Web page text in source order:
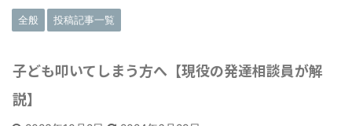
全般 投稿記事一覧
子ども叩いてしまう方へ【現役の発達相談員が解
説】